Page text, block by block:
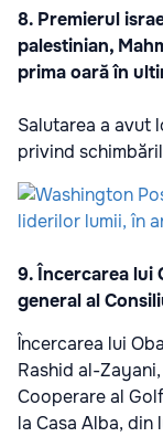
8. Premierul
palestinian,
prima oară în
Salutarea a avut
privind
9. Încercarea lui
general al
Încercarea lui
Rashid al-
Cooperare al
la Casa Alba, din